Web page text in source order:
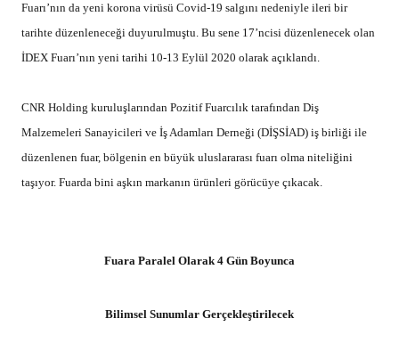
Fuarı’nın da yeni korona virüsü Covid-19 salgını nedeniyle ileri bir
tarihte düzenleneceği duyurulmuştu. Bu sene 17’ncisi düzenlenecek olan
İDEX Fuarı’nın yeni tarihi 10-13 Eylül 2020 olarak açıklandı.
CNR Holding kuruluşlarından Pozitif Fuarcılık tarafından Diş
Malzemeleri Sanayicileri ve İş Adamları Derneği (DİŞSİAD) iş birliği ile
düzenlenen fuar, bölgenin en büyük uluslararası fuarı olma niteliğini
taşıyor. Fuarda bini aşkın markanın ürünleri görücüye çıkacak.
Fuara Paralel Olarak 4 Gün Boyunca
Bilimsel Sunumlar Gerçekleştirilecek